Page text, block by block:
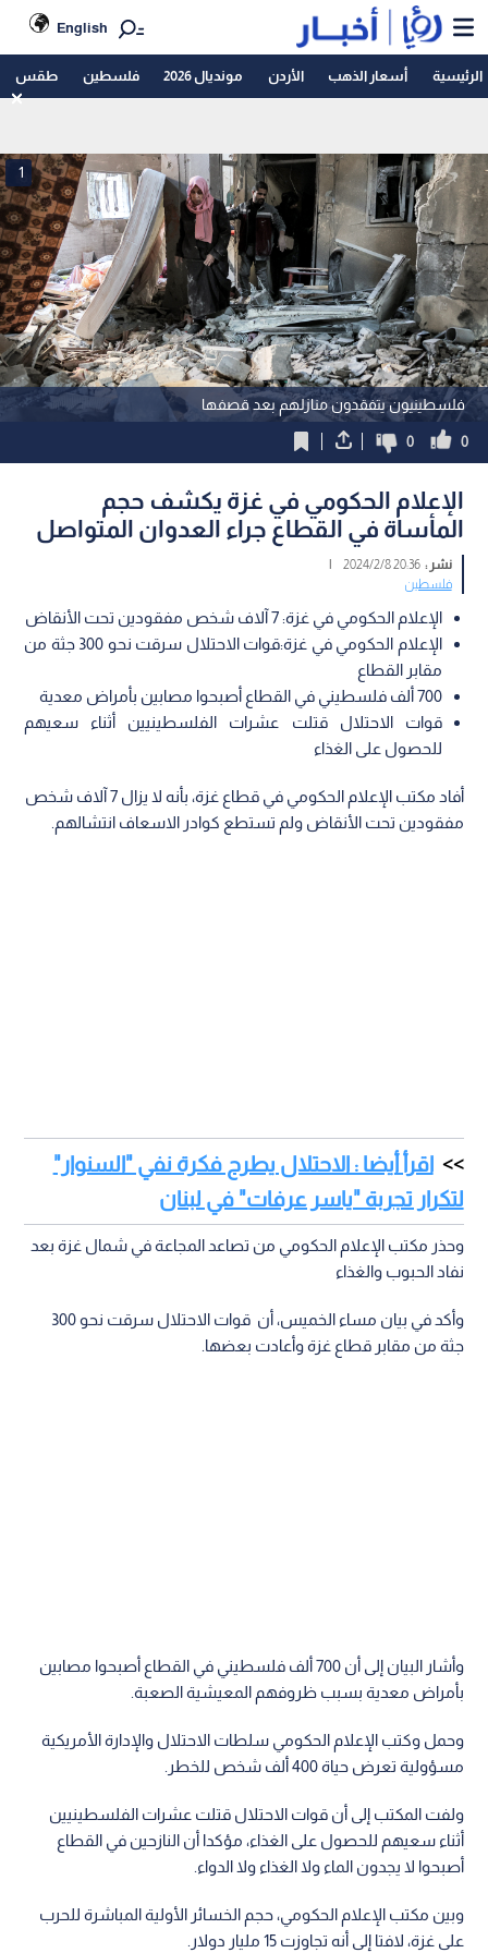
English
الرئيسية أسعار الذهب الأردن مونديال 2026 فلسطين طقس
فلسطينيون يتفقدون منازلهم بعد قصفها
1
0
0
الإعلام الحكومي في غزة يكشف حجم
المأساة في القطاع جراء العدوان المتواصل
نشر :20:36 2024/2/8
|
فلسطين
الإعلام الحكومي في غزة: 7 آلاف شخص مفقودين تحت الأنقاض
الإعلام الحكومي في غزة:قوات الاحتلال سرقت نحو 300 جثة من
مقابر القطاع
700 ألف فلسطيني في القطاع أصبحوا مصابين بأمراض معدية
قوات الاحتلال قتلت عشرات الفلسطينيين أثناء سعيهم
للحصول على الغذاء
أفاد مكتب الإعلام الحكومي في قطاع غزة، بأنه لا يزال 7 آلاف شخص
مفقودين تحت الأنقاض ولم تستطع كوادر الاسعاف انتشالهم.
اقرأ أيضا : الاحتلال يطرح فكرة نفي "السنوار"
لتكرار تجربة "ياسر عرفات" في لبنان
وحذر مكتب الإعلام الحكومي من تصاعد المجاعة في شمال غزة بعد
نفاد الحبوب والغذاء
وأكد في بيان مساء الخميس، أن قوات الاحتلال سرقت نحو 300
جثة من مقابر قطاع غزة وأعادت بعضها.
وأشار البيان إلى أن 700 ألف فلسطيني في القطاع أصبحوا مصابين
بأمراض معدية بسبب ظروفهم المعيشية الصعبة.
وحمل وكتب الإعلام الحكومي سلطات الاحتلال والإدارة الأمريكية
مسؤولية تعرض حياة 400 ألف شخص للخطر.
ولفت المكتب إلى أن قوات الاحتلال قتلت عشرات الفلسطينيين
أثناء سعيهم للحصول على الغذاء، مؤكدا أن النازحين في القطاع
أصبحوا لا يجدون الماء ولا الغذاء ولا الدواء.
وبين مكتب الإعلام الحكومي، حجم الخسائر الأولية المباشرة للحرب
على غزة، لافتا إلى أنه تجاوزت 15 مليار دولار.